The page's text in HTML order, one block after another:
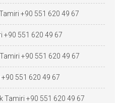
+90 551 620 49 67
+90 551 620 49 67
+90 551 620 49 67
551 620 49 67
Tamiri +90 551 620 49 67